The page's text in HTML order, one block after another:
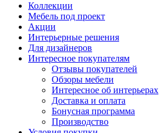
Коллекции
Мебель под проект
Акции
Интерьерные решения
Для дизайнеров
Интересное покупателям
Отзывы покупателей
Обзоры мебели
Интересное об интерьерах
Доставка и оплата
Бонусная программа
Производство